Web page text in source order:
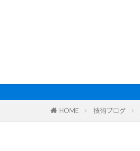
HOME 技術ブログ